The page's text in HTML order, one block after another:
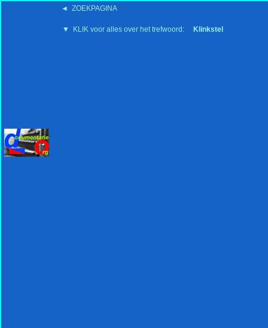
◄ ZOEKPAGINA
▼ KLIK voor alles over het trefwoord: Klinkstel
'15:19 19-2-2008